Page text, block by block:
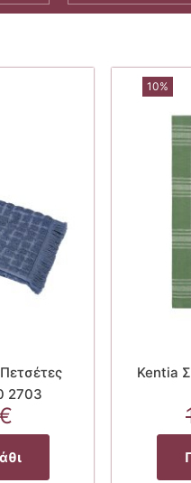
2703
τρέχουσα
τιμή
10%
Kentia